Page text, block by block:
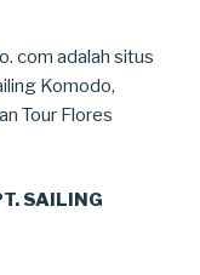
com adalah situs
Komodo,
Tour Flores
SAILING